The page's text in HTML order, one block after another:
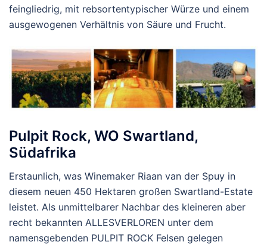
feingliedrig, mit rebsortentypischer Würze und einem
ausgewogenen Verhältnis von Säure und Frucht.
Pulpit Rock, WO Swartland,
Südafrika
Erstaunlich, was Winemaker Riaan van der Spuy in
diesem neuen 450 Hektaren großen Swartland-Estate
leistet. Als unmittelbarer Nachbar des kleineren aber
recht bekannten ALLESVERLOREN unter dem
namensgebenden PULPIT ROCK Felsen gelegen